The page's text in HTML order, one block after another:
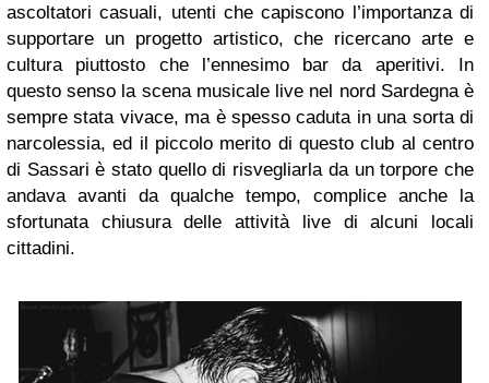
ascoltatori casuali, utenti che capiscono l’importanza di
supportare un progetto artistico, che ricercano arte e
cultura piuttosto che l’ennesimo bar da aperitivi. In
questo senso la scena musicale live nel nord Sardegna è
sempre stata vivace, ma è spesso caduta in una sorta di
narcolessia, ed il piccolo merito di questo club al centro
di Sassari è stato quello di risvegliarla da un torpore che
andava avanti da qualche tempo, complice anche la
sfortunata chiusura delle attività live di alcuni locali
cittadini.